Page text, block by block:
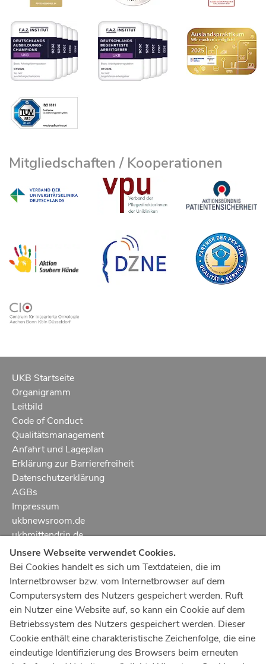
Mitgliedschaften / Kooperationen
UKB Startseite
Organigramm
Leitbild
Code of Conduct
Qualitätsmanagement
Anfahrt und Lageplan
Erklärung zur Barrierefreiheit
Datenschutzerklärung
AGBs
Impressum
ukbnewsroom.de
ukbmittendrin.de
Notruf112
Ärztlicher Notdienst116 117
Giftnotrufzentrale
Tel: +49 22819240
Notfallzentrum Bonn
Unsere Webseite verwendet Cookies.
Bei Cookies handelt es sich um Textdateien, die im
Internetbrowser bzw. vom Internetbrowser auf dem
Computersystem des Nutzers gespeichert werden. Ruft
ein Nutzer eine Website auf, so kann ein Cookie auf dem
Betriebssystem des Nutzers gespeichert werden. Dieser
Cookie enthält eine charakteristische Zeichenfolge, die eine
eindeutige Identifizierung des Browsers beim erneuten